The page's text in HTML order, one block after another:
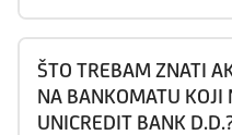
ŠTO TREBAM ZNATI
NA BANKOMATU KOJI
UNICREDIT BANK